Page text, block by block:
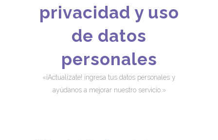
privacidad y uso
de datos
personales
«¡Actualízate! ingresa tus datos personales y
ayúdanos a mejorar nuestro servicio.»